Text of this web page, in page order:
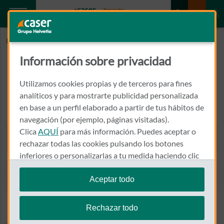
Inicio SILVA POMARINO, MARIELA PIA
SILVA POMARINO, MARIELA PIA
JAIME CASTELLON
12004 - CASTELLON DE LA PLANA
964 726 000
Llamar a SILVA
Ver el mapa en Google Maps
Información sobre privacidad
Utilizamos cookies propias y de terceros para fines
analíticos y para mostrarte publicidad personalizada
en base a un perfil elaborado a partir de tus hábitos de
navegación (por ejemplo, páginas visitadas).
Clica AQUÍ para más información. Puedes aceptar o
rechazar todas las cookies pulsando los botones
inferiores o personalizarlas a tu medida haciendo clic
en"configurar cookies".
Te recordamos que puedes modificar tus ajustes de
cookies en cualquier momento en la sección
Aceptar todo
Rechazar todo